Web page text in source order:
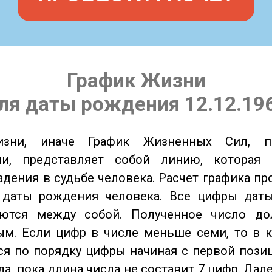
График Жизни
даты рождения
иначе График Жизненных Сил,
представляет собой линию, которая
в судьбе человека. Расчет графика
даты рождения человека. Все цифры
между собой. Полученное число
Если цифр в числе меньше семи, то в
по порядку цифры начиная с первой